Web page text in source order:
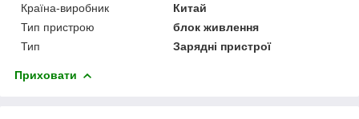
Країна-виробник
Китай
Тип пристрою
блок живлення
Тип
Зарядні пристрої
Приховати